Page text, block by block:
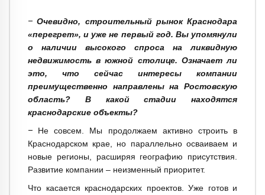
–Очевидно, строительный рынок Краснодара
«перегрет», и уже не первый год. Вы упомянули
о наличии высокого спроса на ликвидную
недвижимость в южной столице. Означает ли
это, что сейчас интересы компании
преимущественно направлены на Ростовскую
область? В какой стадии находятся
краснодарские объекты?
– Не совсем. Мы продолжаем активно строить в
Краснодарском крае, но параллельно осваиваем и
новые регионы, расширяя географию присутствия.
Развитие компании – неизменный приоритет.
Что касается краснодарских проектов. Уже готов и